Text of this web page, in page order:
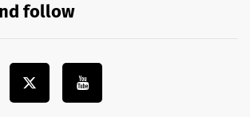
follow